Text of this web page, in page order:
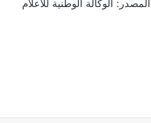
المصدر: الوكالة الوطنية للاعلام